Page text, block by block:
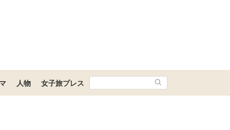
人物 女子旅プレス